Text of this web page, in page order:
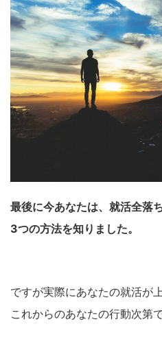
最後に今あなたは、就活全落
3つの方法を知りました。
ですが実際にあなたの就活が
これからのあなたの行動次第で